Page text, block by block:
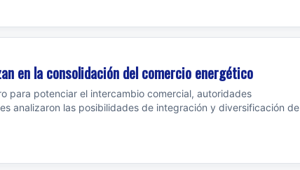
en la consolidación del comercio energético
para potenciar el intercambio comercial, autoridades
analizaron las posibilidades de integración y diversificación de